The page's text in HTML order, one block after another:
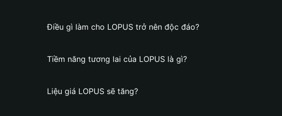
Điều gì làm cho LOPUS trở nên độc đáo?
Tiềm năng tương lai của LOPUS là gì?
Liệu giá LOPUS sẽ tăng?